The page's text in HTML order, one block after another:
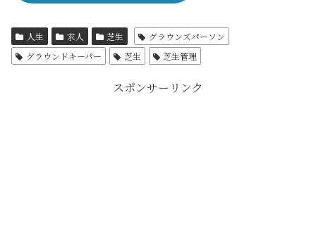
人生 求人 芝生
グラウンズパーソン
グラウンドキーパー
芝生 芝生管理
スポンサーリンク